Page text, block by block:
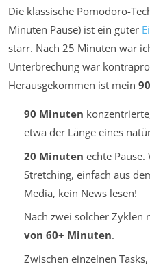
Die klassische Pomodoro-
Minuten Pause) ist ein guter
starr. Nach 25 Minuten war
Unterbrechung war
Herausgekommen ist mein
90 Minuten
etwa der Länge eines
20 Minuten echte
Stretching, einfach aus
Media, kein News lesen!
Nach zwei solcher Zyklen
von 60+ Minuten.
Zwischen einzelnen